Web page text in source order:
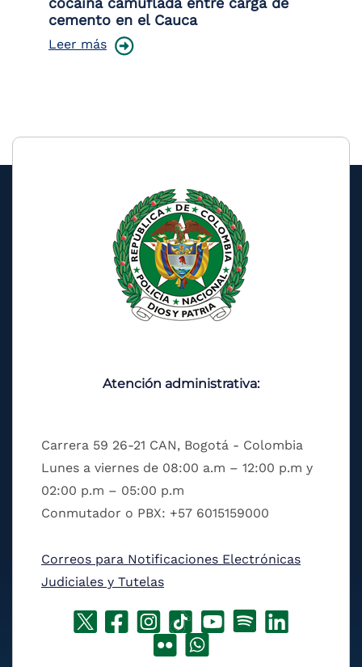
cemento en el Cauca
Leer más
Atención administrativa:
Carrera 59 26-21 CAN, Bogotá - Colombia
Lunes a viernes de 08:00 a.m – 12:00 p.m y
02:00 p.m – 05:00 p.m
Conmutador o PBX: +57 6015159000
Correos para Notificaciones Electrónicas
Judiciales y Tutelas